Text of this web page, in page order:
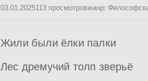
03.01.2025113 просмотровжанр:
Жили были ёлки палки
Лес дремучий толп зверьё